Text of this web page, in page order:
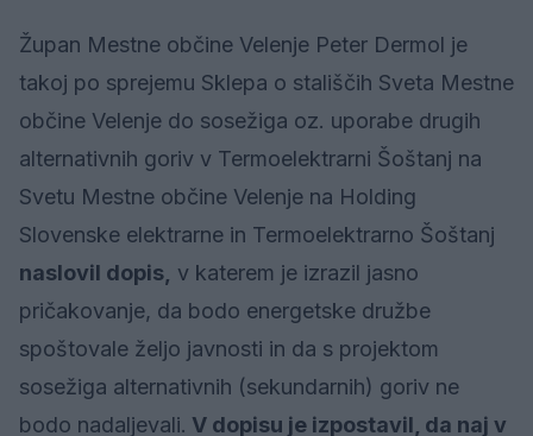
Župan Mestne občine Velenje Peter Dermol je
takoj po sprejemu Sklepa o stališčih Sveta Mestne
občine Velenje do sosežiga oz. uporabe drugih
alternativnih goriv v Termoelektrarni Šoštanj na
Svetu Mestne občine Velenje na Holding
Slovenske elektrarne in Termoelektrarno Šoštanj
naslovil dopis, v katerem je izrazil jasno
pričakovanje, da bodo energetske družbe
spoštovale željo javnosti in da s projektom
sosežiga alternativnih (sekundarnih) goriv ne
bodo nadaljevali. V dopisu je izpostavil, da naj v